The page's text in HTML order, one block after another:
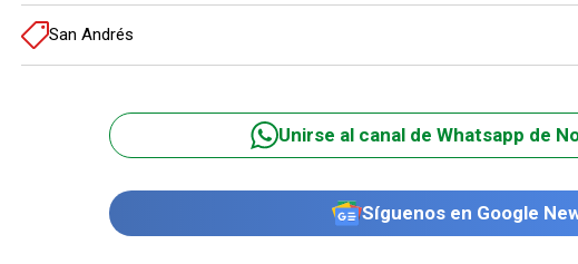
San Andrés
Unirse al canal de Whatsapp de
Síguenos en Google